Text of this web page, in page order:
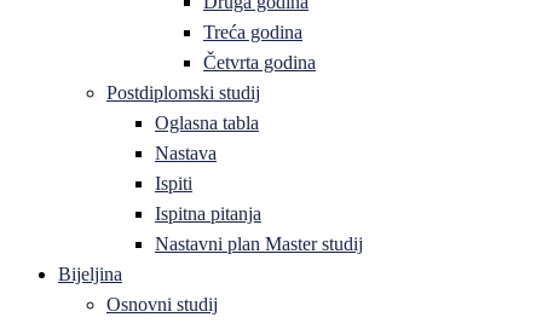
Treća godina
Četvrta godina
Postdiplomski studij
Oglasna tabla
Nastava
Ispiti
Ispitna pitanja
Nastavni plan Master studij
Bijeljina
Osnovni studij